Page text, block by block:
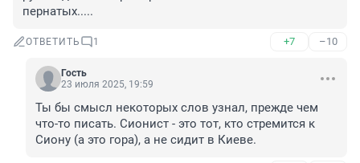
пернатых.....
ОТВЕТИТЬ 1 +7 –10
Гость
23 июля 2025, 19:59
Ты бы смысл некоторых слов узнал, прежде чем
что-то писать. Сионист - это тот, кто стремится к
Сиону (а это гора), а не сидит в Киеве.